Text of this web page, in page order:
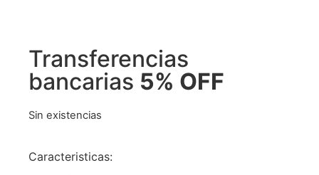
Transferencias
bancarias 5% OFF
Sin existencias
Caracteristicas: